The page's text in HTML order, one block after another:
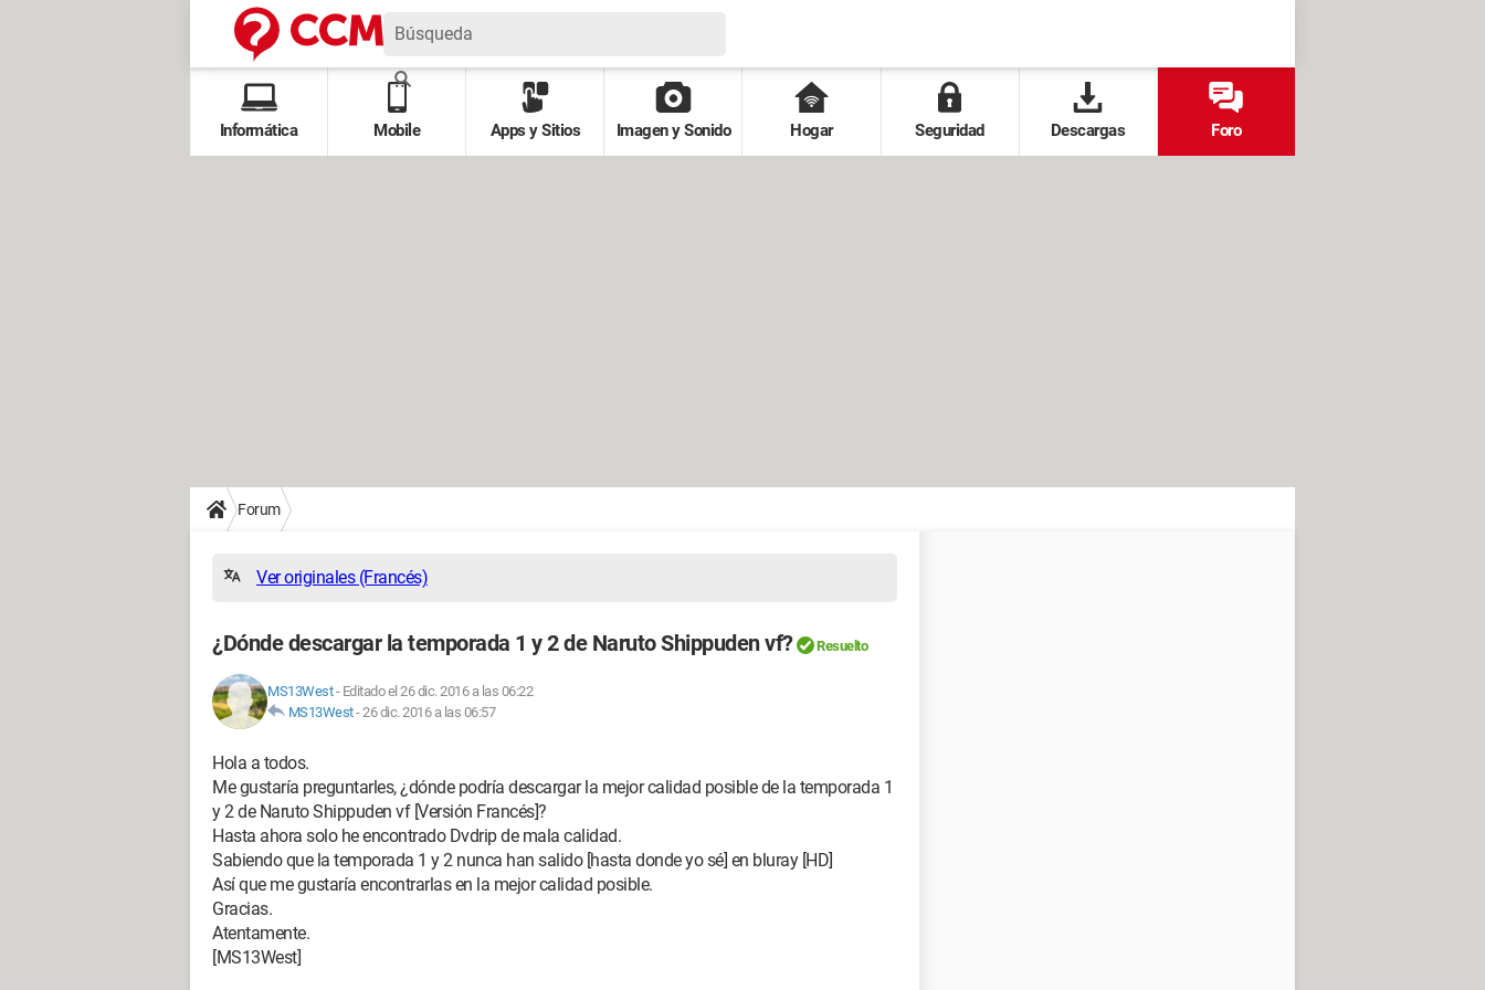
Informática Mobile Apps y Sitios Imagen y Sonido Hogar Seguridad Descargas Foro
Forum
Ver originales (Francés)
¿Dónde descargar la temporada 1 y 2 de Naruto Shippuden vf? Resuelto
MS13West- Editado el 26 dic. 2016 a las 06:22
MS13West-26 dic. 2016 a las 06:57
Hola a todos.
Me gustaría preguntarles, ¿dónde podría descargar la mejor calidad posible de la temporada 1
y 2 de Naruto Shippuden vf [Versión Francés]?
Hasta ahora solo he encontrado Dvdrip de mala calidad.
Sabiendo que la temporada 1 y 2 nunca han salido [hasta donde yo sé] en bluray [HD]
Así que me gustaría encontrarlas en la mejor calidad posible.
Gracias.
Atentamente.
[MS13West]